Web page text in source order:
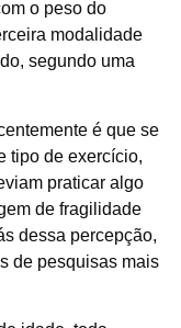
o peso do
modalidade
segundo uma
é que se
tipo de exercício,
praticar algo
de fragilidade
dessa percepção,
de pesquisas mais